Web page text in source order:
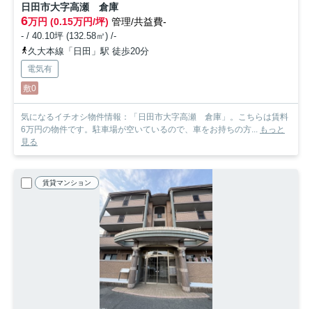
日田市大字高瀬 倉庫
6万円 (0.15万円/坪) 管理/共益費-
- / 40.10坪 (132.58㎡) /-
久大本線「日田」駅 徒歩20分
電気有
敷0
気になるイチオシ物件情報：「日田市大字高瀬 倉庫」。こちらは賃料
6万円の物件です。駐車場が空いているので、車をお持ちの方...
もっと
見る
賃貸マンション